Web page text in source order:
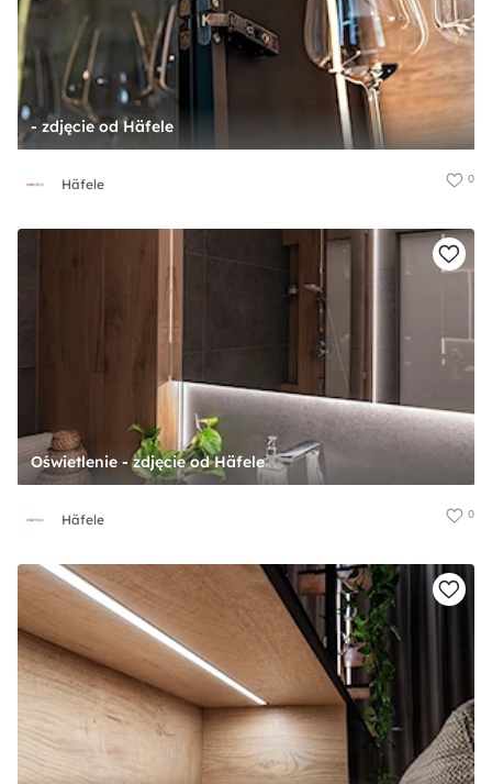
- zdjęcie od Häfele
Häfele 0
Oświetlenie - zdjęcie od Häfele
Häfele 0